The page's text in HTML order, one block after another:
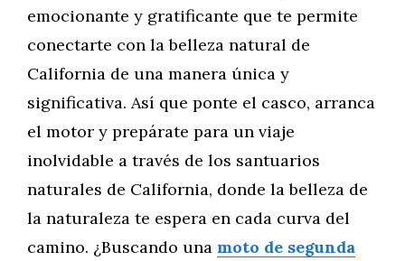
emocionante y gratificante que te permite
conectarte con la belleza natural de
California de una manera única y
significativa. Así que ponte el casco, arranca
el motor y prepárate para un viaje
inolvidable a través de los santuarios
naturales de California, donde la belleza de
la naturaleza te espera en cada curva del
camino. ¿Buscando una moto de segunda